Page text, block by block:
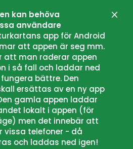
kan behöva
användare
app för Android
att appen är seg mm.
att man raderar appen
i så fall och laddar ned
bättre. Den
ersättas av en ny app
gamla appen laddar
lokalt i appen (för
men det innebär att
vissa telefoner - då
och laddas ned igen!